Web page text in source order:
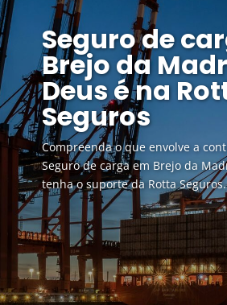
Seguro de
Brejo da
Deus é na
Seguros
Compreenda o que envolve a
Seguro de carga em Brejo da
tenha o suporte da Rotta Seguros.